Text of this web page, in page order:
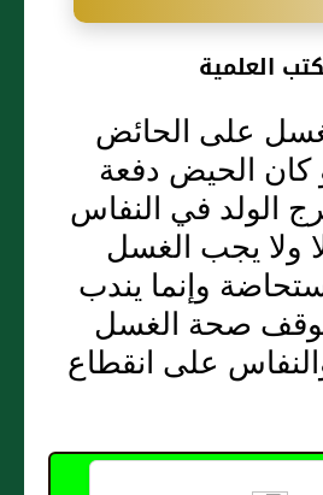
العلمية
على الحائض
كان الحيض دفعة
الولد في النفاس
ولا يجب الغسل
وإنما يندب
صحة الغسل
على انقطاع